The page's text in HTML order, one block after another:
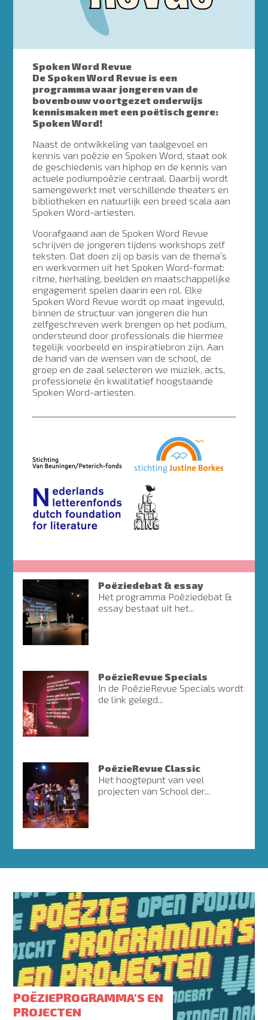
Spoken Word Revue
De Spoken Word Revue is een
programma waar jongeren van de
bovenbouw voortgezet onderwijs
kennismaken met een poëtisch genre:
Spoken Word!
Naast de ontwikkeling van taalgevoel en
kennis van poëzie en Spoken Word, staat ook
de geschiedenis van hiphop en de kennis van
actuele podiumpoëzie centraal. Daarbij wordt
samengewerkt met verschillende theaters en
bibliotheken en natuurlijk een breed scala aan
Spoken Word-artiesten.
Voorafgaand aan de Spoken Word Revue
schrijven de jongeren tijdens workshops zelf
teksten. Dat doen zij op basis van de thema’s
en werkvormen uit het Spoken Word-format:
ritme, herhaling, beelden en maatschappelijke
engagement spelen daarin een rol. Elke
Spoken Word Revue wordt op maat ingevuld,
binnen de structuur van jongeren die hun
zelfgeschreven werk brengen op het podium,
ondersteund door professionals die hiermee
tegelijk voorbeeld en inspiratiebron zijn. Aan
de hand van de wensen van de school, de
groep en de zaal selecteren we muziek, acts,
professionele én kwalitatief hoogstaande
Spoken Word-artiesten.
Poëziedebat & essay
Het programma Poëziedebat &
essay bestaat uit het...
PoëzieRevue Specials
In de PoëzieRevue Specials wordt
de link gelegd...
PoëzieRevue Classic
Het hoogtepunt van veel
projecten van School der...
POËZIEPROGRAMMA'S EN
PROJECTEN